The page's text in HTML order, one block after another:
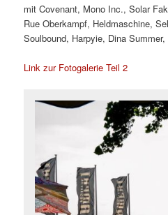
mit Covenant, Mono Inc., Solar
Rue Oberkampf, Heldmaschine,
Soulbound, Harpyie, Dina
Link zur Fotogalerie Teil 2